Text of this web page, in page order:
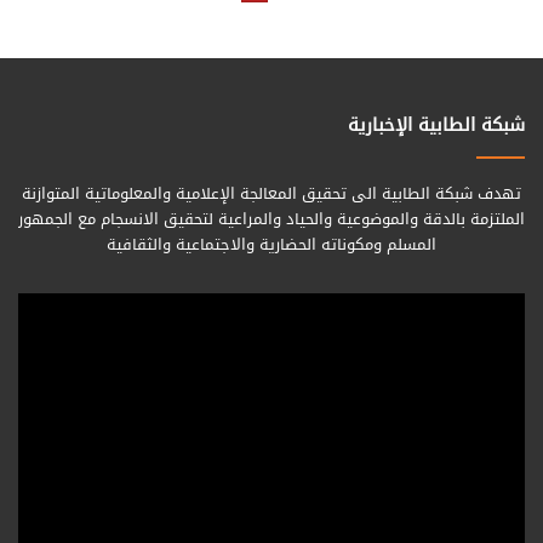
شبكة الطابية الإخبارية
تهدف شبكة الطابية الى تحقيق المعالجة الإعلامية والمعلوماتية المتوازنة
الملتزمة بالدقة والموضوعية والحياد والمراعية لتحقيق الانسجام مع الجمهور
المسلم ومكوناته الحضارية والاجتماعية والثقافية